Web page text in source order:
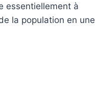
essentiellement à
la population en une